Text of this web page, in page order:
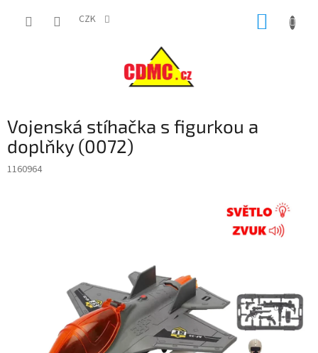
CZK
Vojenská stíhačka s figurkou a
doplňky (0072)
1160964